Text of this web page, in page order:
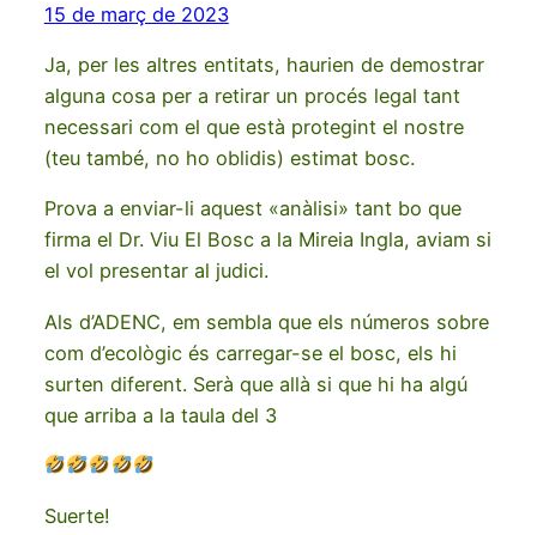
15 de març de 2023
Ja, per les altres entitats, haurien de demostrar
alguna cosa per a retirar un procés legal tant
necessari com el que està protegint el nostre
(teu també, no ho oblidis) estimat bosc.
Prova a enviar-li aquest «anàlisi» tant bo que
firma el Dr. Viu El Bosc a la Mireia Ingla, aviam si
el vol presentar al judici.
Als d’ADENC, em sembla que els números sobre
com d’ecològic és carregar-se el bosc, els hi
surten diferent. Serà que allà si que hi ha algú
que arriba a la taula del 3
Suerte!